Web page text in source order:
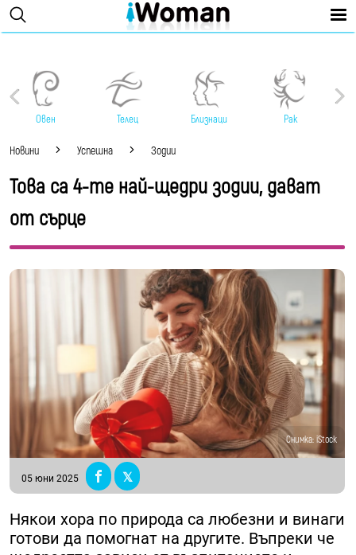
Овен Телец Близнаци Рак
Новини Успешна Зодии
Това са 4-те най-щедри зодии, дават
от сърце
Снимка: iStock
05 юни 2025
Някои хора по природа са любезни и винаги
готови да помогнат на другите. Въпреки че